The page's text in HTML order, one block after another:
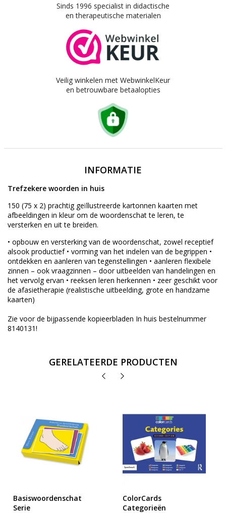
Sinds 1996 specialist in didactische
en therapeutische materialen
Veilig winkelen met WebwinkelKeur
en betrouwbare betaalopties
INFORMATIE
Trefzekere woorden in huis
150 (75 x 2) prachtig geïllustreerde kartonnen kaarten met
afbeeldingen in kleur om de woordenschat te leren, te
versterken en uit te breiden.
• opbouw en versterking van de woordenschat, zowel receptief
alsook productief • vorming van het indelen van de begrippen •
ontdekken en aanleren van tegenstellingen • aanleren flexibele
zinnen – ook vraagzinnen – door uitbeelden van handelingen en
het vervolg ervan • reeksen leren herkennen • zeer geschikt voor
de afasietherapie (realistische uitbeelding, grote en handzame
kaarten)
Zie voor de bijpassende kopieerbladen In huis bestelnummer
8140131!
GERELATEERDE PRODUCTEN
Basiswoordenschat
Serie
ColorCards
Categorieën